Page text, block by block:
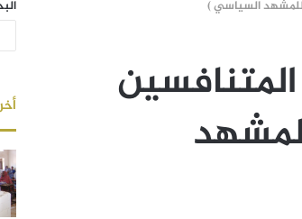
للمشهد السياسي )